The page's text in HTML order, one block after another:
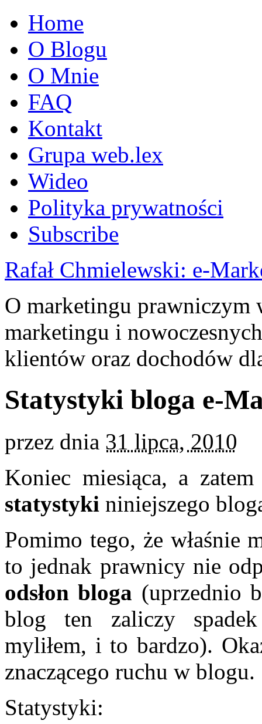
Home
O Blogu
O Mnie
FAQ
Kontakt
Grupa web.lex
Wideo
Polityka prywatności
Subscribe
Rafał Chmielewski: e-
O marketingu prawniczym
marketingu i
klientów oraz dochodów
Statystyki bloga e-
przez dnia 31 lipca, 2010
Koniec miesiąca, a
statystyki niniejszego
Pomimo tego, że właśnie
to jednak prawnicy nie
odsłon bloga (uprzednio
blog ten zaliczy
myliłem, i to bardzo).
znaczącego ruchu w blogu.
Statystyki: